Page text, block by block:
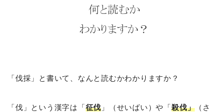
「伐採」と書いて、なんと読むかわかりますか？
「伐」という漢字は「征伐 」（せいばい）や「殺伐」 （さ